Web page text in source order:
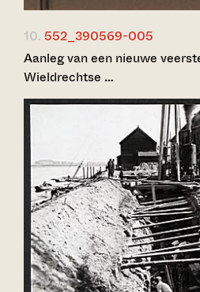
10. 552_390569-005
Aanleg van een nieuwe
Wieldrechtse …